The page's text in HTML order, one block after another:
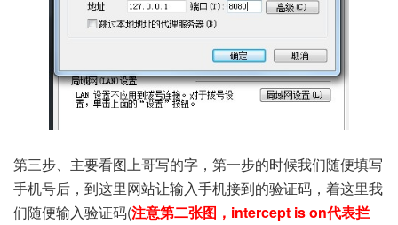
第三步、主要看图上哥写的字，第一步的时候我们随便填写
手机号后，到这里网站让输入手机接到的验证码，着这里我
们随便输入验证码(注意第二张图，intercept is on代表拦